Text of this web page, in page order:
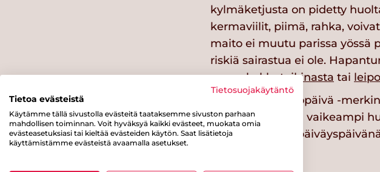
kylmäketjusta on pidetty
kermaviilit, piimä, rahka,
maito ei muutu parissa yössä
riskiä sairastua ei ole.
pannukakkutaikinasta tai
Viimeinen käyttöpäivä -
pilaantumista on vaikeampi
siis viimeistään
Tietosuojakäytäntö
Tietoa evästeistä
Käytämme tällä sivustolla evästeitä taataksemme sivuston parhaan
mahdollisen toiminnan. Voit hyväksyä kaikki evästeet, muokata omia
evästeasetuksiasi tai kieltää evästeiden käytön. Saat lisätietoja
käyttämistämme evästeistä avaamalla asetukset.